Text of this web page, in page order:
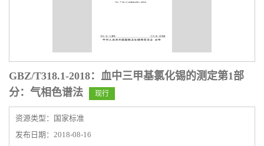
GBZ/T318.1-2018：血中三甲基氯化锡的测定第1部
分：气相色谱法
现行
资源类型：国家标准
发布日期：2018-08-16